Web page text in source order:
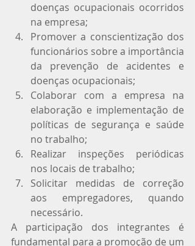
doenças ocupacionais ocorridos
na empresa;
Promover a conscientização dos
funcionários sobre a importância
da prevenção de acidentes e
doenças ocupacionais;
Colaborar com a empresa na
elaboração e implementação de
políticas de segurança e saúde
no trabalho;
Realizar inspeções periódicas
nos locais de trabalho;
Solicitar medidas de correção
aos empregadores, quando
necessário.
A participação dos integrantes é
fundamental para a promoção de um